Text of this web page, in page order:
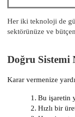
Her iki teknoloji de
sektörünüze ve
Doğru Sistemi
Karar vermenize
1. Bu işaretin
2. Hızlı bir